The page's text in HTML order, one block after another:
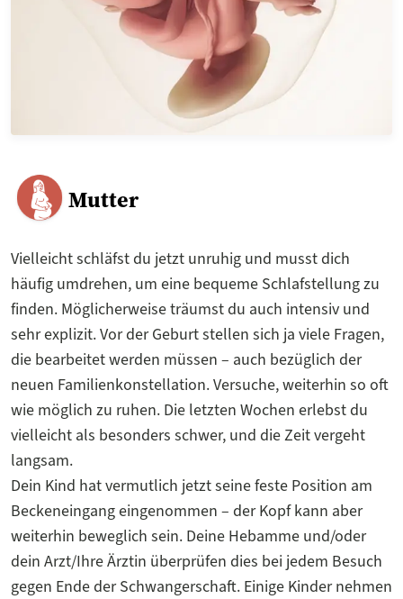
Mutter
Vielleicht schläfst du jetzt unruhig und musst dich
häufig umdrehen, um eine bequeme Schlafstellung zu
finden. Möglicherweise träumst du auch intensiv und
sehr explizit. Vor der Geburt stellen sich ja viele Fragen,
die bearbeitet werden müssen – auch bezüglich der
neuen Familienkonstellation. Versuche, weiterhin so oft
wie möglich zu ruhen. Die letzten Wochen erlebst du
vielleicht als besonders schwer, und die Zeit vergeht
langsam.
Dein Kind hat vermutlich jetzt seine feste Position am
Beckeneingang eingenommen – der Kopf kann aber
weiterhin beweglich sein. Deine Hebamme und/oder
dein Arzt/Ihre Ärztin überprüfen dies bei jedem Besuch
gegen Ende der Schwangerschaft. Einige Kinder nehmen